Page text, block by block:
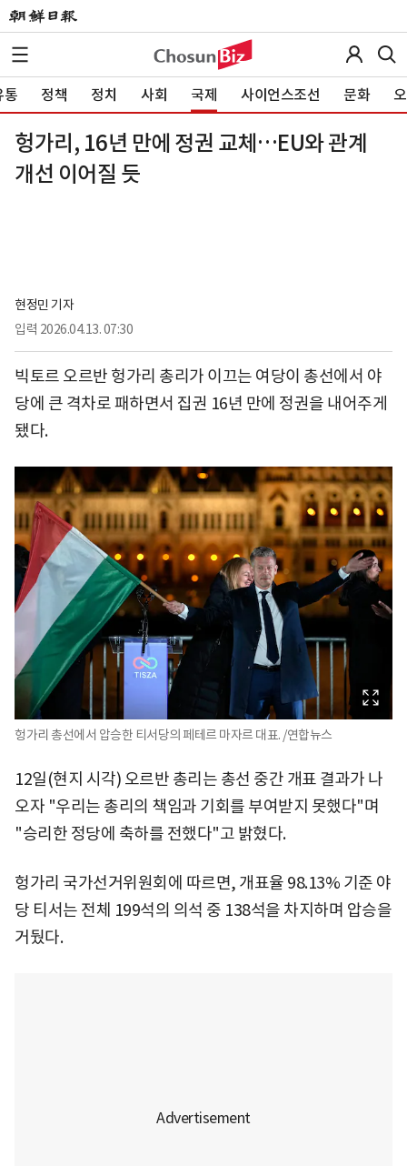
통 정책 정치 사회 국제 사이언스조선 문화
헝가리, 16년 만에 정권 교체…EU와 관계
개선 이어질 듯
현정민 기자
입력 2026.04.13. 07:30
빅토르 오르반 헝가리 총리가 이끄는 여당이 총선에서 야
당에 큰 격차로 패하면서 집권 16년 만에 정권을 내어주게
됐다.
헝가리 총선에서 압승한 티서당의 페테르 마자르 대표. /연합뉴스
12일(현지 시각) 오르반 총리는 총선 중간 개표 결과가 나
오자 "우리는 총리의 책임과 기회를 부여받지 못했다"며
"승리한 정당에 축하를 전했다"고 밝혔다.
헝가리 국가선거위원회에 따르면, 개표율 98.13% 기준 야
당 티서는 전체 199석의 의석 중 138석을 차지하며 압승을
거뒀다.